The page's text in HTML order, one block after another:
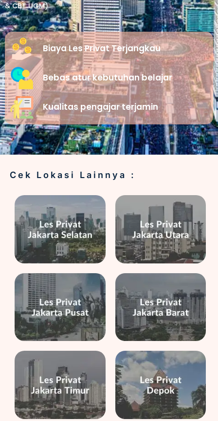
& CBT UGM)
Biaya Les Privat Terjangkau
Bebas atur kebutuhan belajar
Kualitas pengajar terjamin
Cek Lokasi Lainnya :